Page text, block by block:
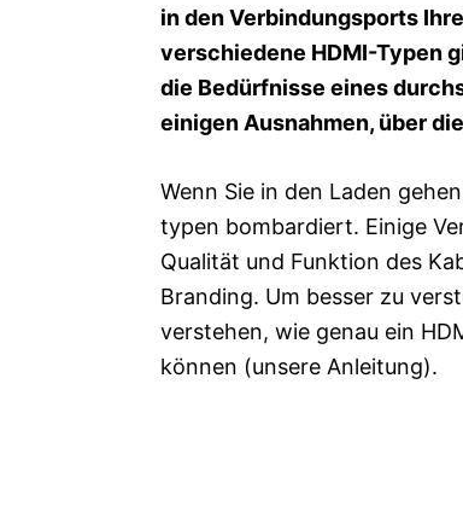
in den Verbindungsports
verschiedene HDMI-Typen
die Bedürfnisse eines
einigen Ausnahmen, über
Wenn Sie in den Laden
typen bombardiert. Einige
Qualität und Funktion des
Branding. Um besser zu
verstehen, wie genau ein
können (unsere Anleitung).